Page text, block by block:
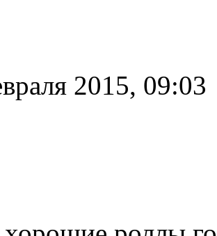
2015, 09:03